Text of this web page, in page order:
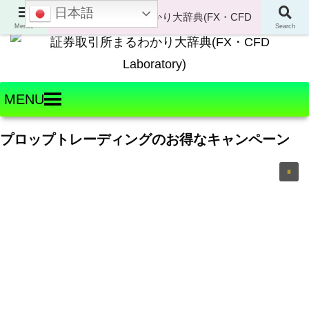
Welcome to FX・CFD Laboratory!
MENU
プロップトレーディングのお得なキャンペーン
Menus Search
日本語